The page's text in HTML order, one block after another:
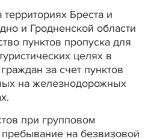
Бреста и
и Гродненской области
пунктов пропуска для
целях в
за счет пунктов
на железнодорожных
при групповом
на безвизовой